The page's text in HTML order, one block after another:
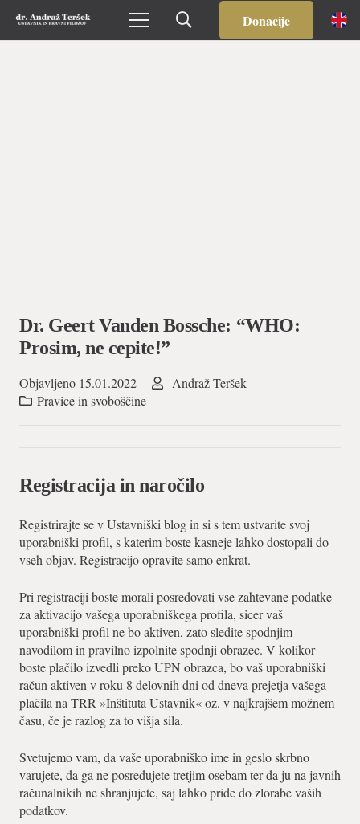
Donacije
Dr. Geert Vanden Bossche: “WHO:
Prosim, ne cepite!”
Objavljeno 15.01.2022
Andraž Teršek
Pravice in svoboščine
Registracija in naročilo
Registrirajte se v Ustavniški blog in si s tem ustvarite svoj
uporabniški profil, s katerim boste kasneje lahko dostopali do
vseh objav. Registracijo opravite samo enkrat.
Pri registraciji boste morali posredovati vse zahtevane podatke
za aktivacijo vašega uporabniškega profila, sicer vaš
uporabniški profil ne bo aktiven, zato sledite spodnjim
navodilom in pravilno izpolnite spodnji obrazec. V kolikor
boste plačilo izvedli preko UPN obrazca, bo vaš uporabniški
račun aktiven v roku 8 delovnih dni od dneva prejetja vašega
plačila na TRR »Inštituta Ustavnik« oz. v najkrajšem možnem
času, če je razlog za to višja sila.
Svetujemo vam, da vaše uporabniško ime in geslo skrbno
varujete, da ga ne posredujete tretjim osebam ter da ju na javnih
računalnikih ne shranjujete, saj lahko pride do zlorabe vaših
podatkov.